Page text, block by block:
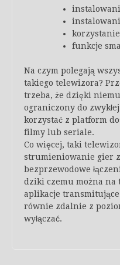
funkcje
Na czym polegają
takiego telewizora?
trzeba, że dzięki
ograniczony do
korzystać z platform
filmy lub seriale.
Co więcej, taki
strumieniowanie gier
bezprzewodowe
dziki czemu można
aplikacje
równie zdalnie z
wyłączać.